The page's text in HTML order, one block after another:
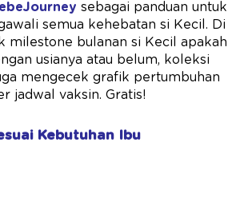
sebagai panduan untuk
semua kehebatan si Kecil. Di
milestone bulanan si Kecil apakah
usianya atau belum, koleksi
mengecek grafik pertumbuhan
jadwal vaksin. Gratis!
Kebutuhan Ibu